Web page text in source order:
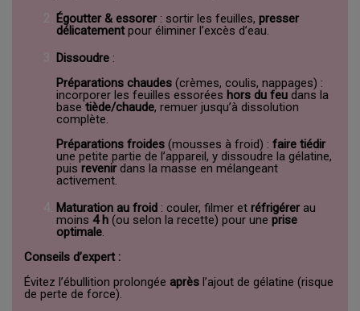
Égoutter & essorer: sortir les feuilles, presser
délicatementpour éliminer l’excès d’eau.
Dissoudre :
Préparations chaudes (crèmes, coulis, nappages) :
incorporer les feuilles essorées hors du feu dans la
base tiède/chaude, remuer jusqu’à dissolution
complète.
Préparations froides (mousses à froid) : faire tiédir
une petite partie de l’appareil, y dissoudre la gélatine,
puis revenirdans la masse en mélangeant
activement.
Maturation au froid : couler, filmer et réfrigérerau
moins 4 h (ou selon la recette) pour une prise
optimale.
Conseils d’expert :
Évitez l’ébullition prolongée après l’ajout de gélatine (risque
de perte de force).